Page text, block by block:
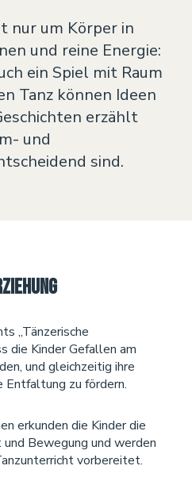
nur um Körper in
und reine Energie:
ein Spiel mit Raum
Tanz können Ideen
erzählt
und
sind.
„Tänzerische
die Kinder Gefallen am
und gleichzeitig ihre
zu fördern.
erkunden die Kinder die
Bewegung und werden
vorbereitet.